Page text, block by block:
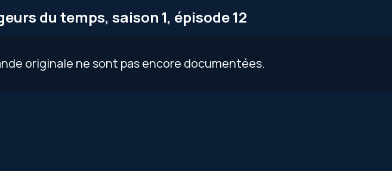
du temps, saison 1, épisode 12
originale ne sont pas encore documentées.